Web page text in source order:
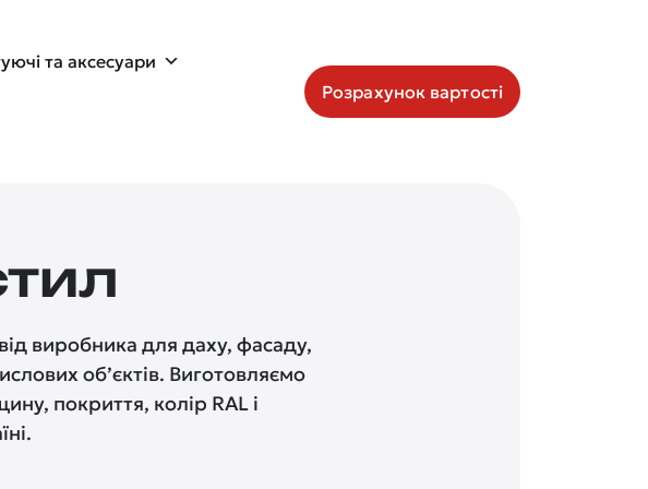
та аксесуари
Розрахунок вартості
виробника для даху, фасаду,
об’єктів. Виготовляємо
покриття, колір RAL і